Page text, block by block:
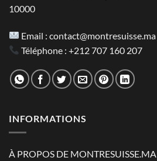
10000
Email :contact@montresuisse.ma
Téléphone :+212 707 160 207
INFORMATIONS
À PROPOS DE MONTRESUISSE.MA